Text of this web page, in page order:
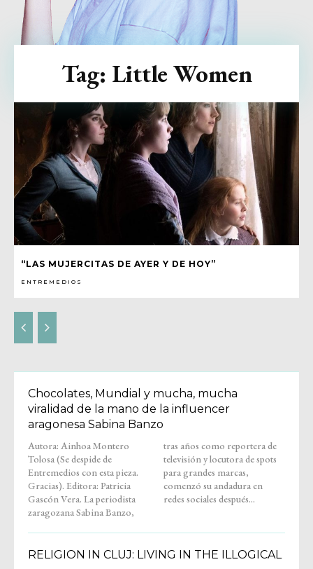
“LAS MUJERCITAS DE AYER Y DE HOY”
ENTREMEDIOS
Tag: Little Women
Chocolates, Mundial y mucha, mucha
viralidad de la mano de la influencer
aragonesa Sabina Banzo
Autora: Ainhoa Montero
Tolosa (Se despide de
Entremedios con esta pieza.
Gracias). Editora: Patricia
Gascón Vera. La periodista
zaragozana Sabina Banzo,
tras años como reportera de
televisión y locutora de spots
para grandes marcas,
comenzó su andadura en
redes sociales después...
RELIGION IN CLUJ: LIVING IN THE ILLOGICAL